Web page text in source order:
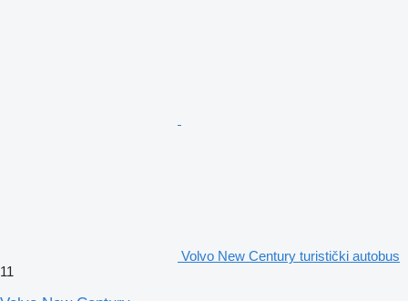
Volvo New Century turistički autobus
11